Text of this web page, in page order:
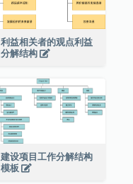
利益相关者的观点利益
分解结构
建设项目工作分解结构
模板